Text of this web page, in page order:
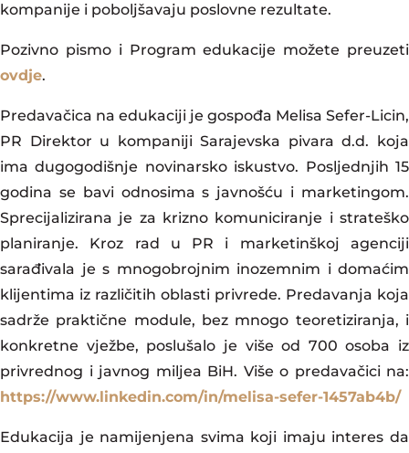
kompanije i poboljšavaju poslovne rezultate.
Pozivno pismo i Program edukacije možete preuzeti
ovdje.
Predavačica na edukaciji je gospođa Melisa Sefer-Licin,
PR Direktor u kompaniji Sarajevska pivara d.d. koja
ima dugogodišnje novinarsko iskustvo. Posljednjih 15
godina se bavi odnosima s javnošću i marketingom.
Sprecijalizirana je za krizno komuniciranje i strateško
planiranje. Kroz rad u PR i marketinškoj agenciji
sarađivala je s mnogobrojnim inozemnim i domaćim
klijentima iz različitih oblasti privrede. Predavanja koja
sadrže praktične module, bez mnogo teoretiziranja, i
konkretne vježbe, poslušalo je više od 700 osoba iz
privrednog i javnog miljea BiH. Više o predavačici na:
https://www.linkedin.com/in/melisa-sefer-1457ab4b/
Edukacija je namijenjena svima koji imaju interes da